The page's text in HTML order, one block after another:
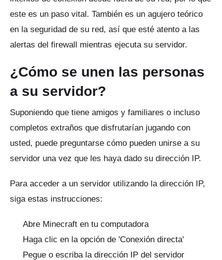
este es un paso vital. También es un agujero teórico
en la seguridad de su red, así que esté atento a las
alertas del firewall mientras ejecuta su servidor.
¿Cómo se unen las personas
a su servidor?
Suponiendo que tiene amigos y familiares o incluso
completos extraños que disfrutarían jugando con
usted, puede preguntarse cómo pueden unirse a su
servidor una vez que les haya dado su dirección IP.
Para acceder a un servidor utilizando la dirección IP,
siga estas instrucciones:
Abre Minecraft en tu computadora
Haga clic en la opción de 'Conexión directa'
Pegue o escriba la dirección IP del servidor